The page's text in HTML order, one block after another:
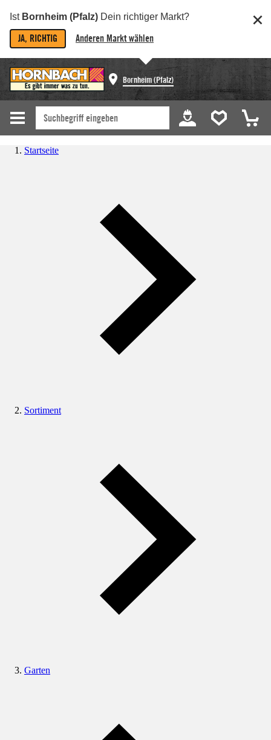
Ist Bornheim (Pfalz) Dein richtiger Markt?
JA, RICHTIG Anderen Markt wählen
Bornheim (Pfalz)
Startseite
Sortiment
Garten